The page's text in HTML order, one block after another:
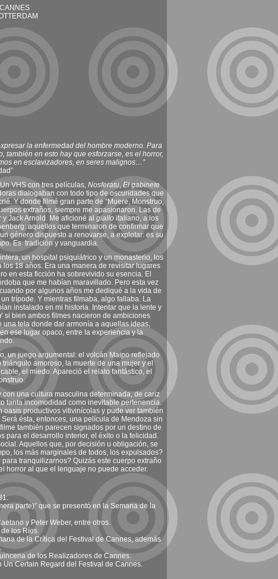
la enfermedad del hombre moderno. Para
también en esto hay que esforzarse, es el horror,
en esclavizadores, en seres malignos…”
VHS con tres películas, Nosferatu,El gabinete
dialogaban con todo tipo de oscuridades que
Y donde filmé gran parte de “Muere, Monstruo,
extraños, siempre me apasionaron. Las de
Jack Arnold. Me aficioné al giallo italiano, a los
aquellos que terminaron de confirmar que
género dispuesto a renovarse, a explotar: es su
Es tradición y vanguardia.
un hospital psiquiátrico y un monasterio, los
18 años. Era una manera de revisitar lugares
en esta ficción ha sobrevivido su esencia. El
que me habían maravillado. Pero esta vez
por algunos años me dediqué a la vida de
trípode. Y mientras filmaba, algo fallaba. La
instalado en mi historia. Intentar que la lente y
si bien ambos filmes nacieron de ambiciones
tela donde dar armonía a aquellas ideas,
ese lugar opaco, entre la experiencia y la
un juego argumental: el volcán Maipo reflejado
amoroso, la muerte de una mujer y el
el miedo. Apareció el relato fantástico, el
una cultura masculina determinada, de cariz
tanta incomodidad como inevitable pertenencia.
productivos vitivinícolas y pude ver también
ésta, entonces, una película de Mendoza sin
también parecen signados por un destino de
para el desarrollo interior, el éxito o la felicidad.
Aquellos que, por decisión u obligación, se
los más marginales de todos, los expulsados?
tranquilizarnos? Quizás este cuerpo extraño
horror al que el lenguaje no puede acceder.
parte)” que se presentó en la Semana de la
y Peter Weber, entre otros.
los Ríos.
de la Crítica del Festival de Cannes, además
de los Realizadores de Cannes.
Un Certain Regard del Festival de Cannes.